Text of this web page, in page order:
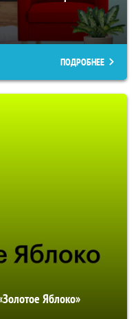
ПОДРОБНЕЕ
Яблоко»